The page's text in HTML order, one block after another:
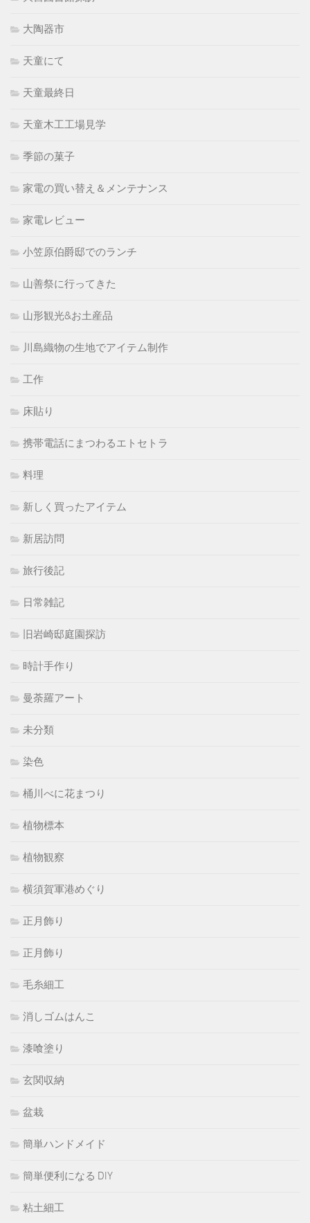
大陶器市
天童にて
天童最終日
天童木工工場見学
季節の菓子
家電の買い替え＆メンテナンス
家電レビュー
小笠原伯爵邸でのランチ
山善祭に行ってきた
山形観光&お土産品
川島織物の生地でアイテム制作
工作
床貼り
携帯電話にまつわるエトセトラ
料理
新しく買ったアイテム
新居訪問
旅行後記
日常雑記
旧岩崎邸庭園探訪
時計手作り
曼荼羅アート
未分類
染色
桶川べに花まつり
植物標本
植物観察
横須賀軍港めぐり
正月飾り
正月飾り
毛糸細工
消しゴムはんこ
漆喰塗り
玄関収納
盆栽
簡単ハンドメイド
簡単便利になる DIY
粘土細工